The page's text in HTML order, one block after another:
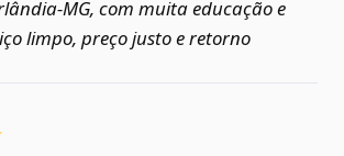
com muita educação e
limpo, preço justo e retorno